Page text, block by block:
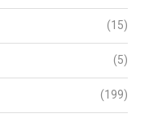
(15)
(5)
(199)